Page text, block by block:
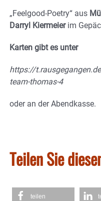
„Feelgood-Poetry“ aus
Darryl Kiermeierim
Karten gibt es unter
https://
team-thomas-4
oder an der Abendkasse.
Teilen Sie
teilen